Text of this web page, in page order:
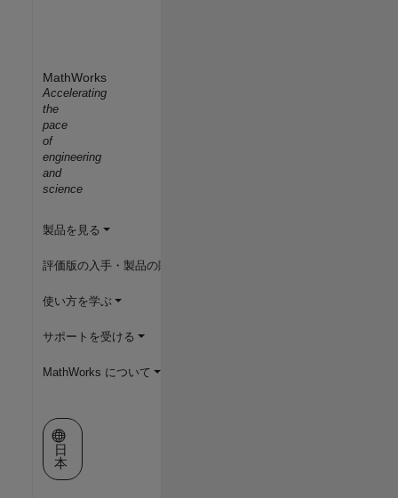
MathWorks
Accelerating
the
pace
of
engineering
and
science
製品を見る
評価版の入手・製品の購入
使い方を学ぶ
サポートを受ける
MathWorks について
Web サイトの選択
日
本